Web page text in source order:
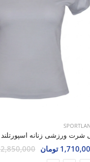
تومان 2,850,000 تومان